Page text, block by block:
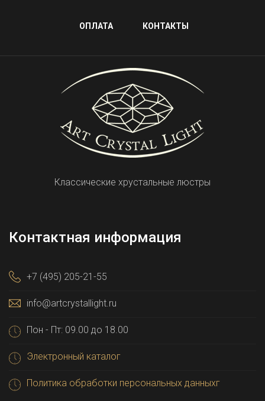
ОПЛАТА КОНТАКТЫ
Классические хрустальные люстры
Контактная информация
+7 (495) 205-21-55
info@artcrystallight.ru
Пон - Пт: 09.00 до 18.00
Электронный каталог
Политика обработки персональных данныхг